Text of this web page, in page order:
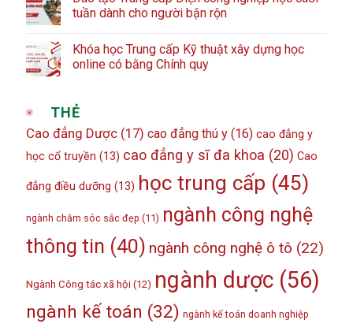
tuần dành cho người bận rộn
Khóa học Trung cấp Kỹ thuật xây dựng học
online có bằng Chính quy
THẺ
Cao đẳng Dược(17) cao đẳng thú y(16) cao đẳng y
học cổ truyền (13) cao đẳng y sĩ đa khoa (20) Cao
đẳng điều dưỡng (13) học trung cấp (45)
ngành chăm sóc sắc đẹp (11) ngành công nghệ
thông tin (40) ngành công nghệ ô tô (22)
Ngành Công tác xã hội(12) ngành dược(56)
ngành kế toán (32) ngành kế toán doanh nghiệp